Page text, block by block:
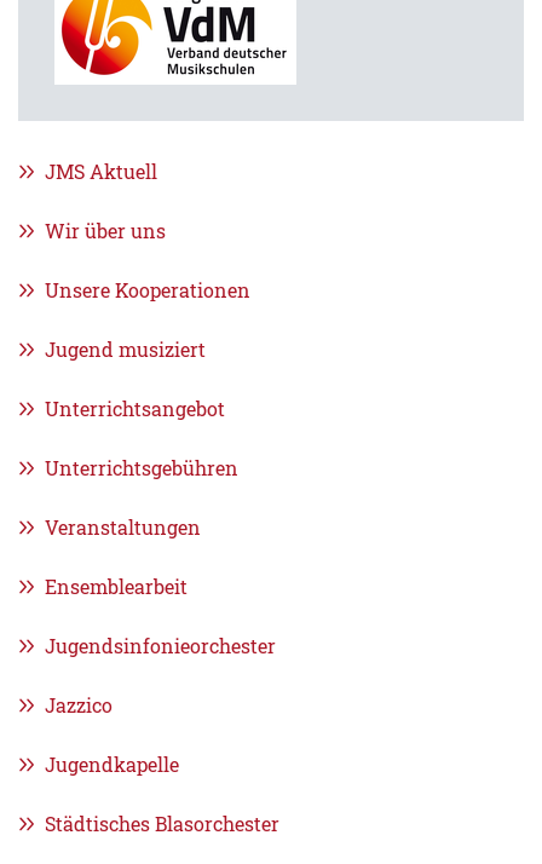
JMS Aktuell
Wir über uns
Unsere Kooperationen
Jugend musiziert
Unterrichtsangebot
Unterrichtsgebühren
Veranstaltungen
Ensemblearbeit
Jugendsinfonieorchester
Jazzico
Jugendkapelle
Städtisches Blasorchester